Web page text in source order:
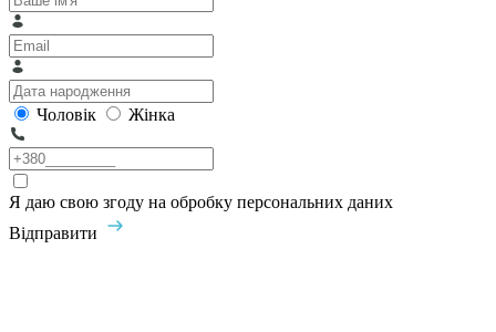
Чоловік Жінка
Я даю свою згоду на обробку персональних даних
Відправити